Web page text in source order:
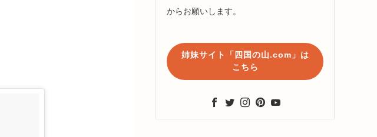
からお願いします。
姉妹サイト「四国の山.com」は
こちら